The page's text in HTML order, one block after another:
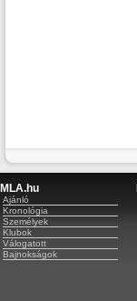
MLA.hu
Ajánló
Kronológia
Személyek
Klubok
Válogatott
Bajnokságok